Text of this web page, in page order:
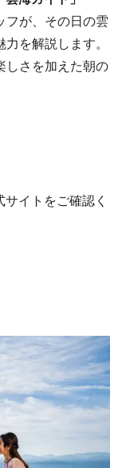
フが、その日の雲
を解説します。
しさを加えた朝の
イトをご確認く